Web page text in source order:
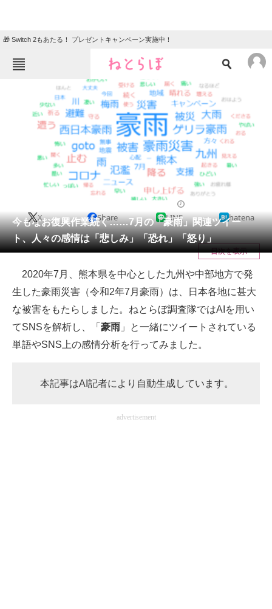
🎁 Switch 2もあたる！ プレゼントキャンペーン実施中！
ニュース
クイズ
地域
教育・育児
リサーチ
会員記事
メディア
注目記事を集めた総合ページ
ITの今と未来を見通す
スマホと通信の最新トレンド
進化するPCとデバイスの未来
今もなお復興作業続く……7月の「豪雨」関連ツイー
ト、人々の感情は「悲しみ」「恐れ」「怒り」
X Share LINE hatena
目次を表示
2020年7月、熊本県を中心とした九州や中部地方で発
生した豪雨災害（令和2年7月豪雨）は、日本各地に甚大
な被害をもたらしました。ねとらぼ調査隊ではAIを用い
てSNSを解析し、「 豪雨 」と一緒にツイートされている
単語やSNS上の感情分析を行ってみました。
本記事はAI記者により自動生成しています。
advertisement